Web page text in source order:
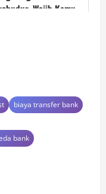
Wajib Kamu
biaya transfer bank
bank